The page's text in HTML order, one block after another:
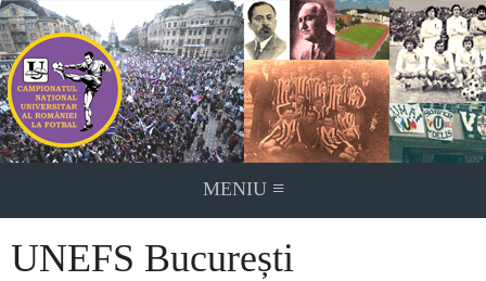
Skip
to
content
MENIU ≡
UNEFS București